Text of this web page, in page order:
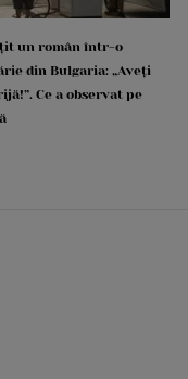
un român într-o
din Bulgaria: „Aveți
Ce a observat pe